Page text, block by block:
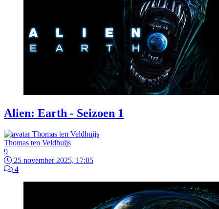
Alien: Earth - Seizoen 1
Thomas ten Veldhuijs
9
25 november 2025, 17:05
4